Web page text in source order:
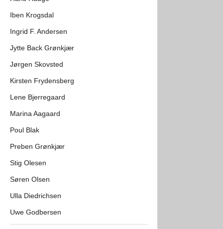
Iben Krogsdal
Ingrid F. Andersen
Jytte Back Grønkjær
Jørgen Skovsted
Kirsten Frydensberg
Lene Bjerregaard
Marina Aagaard
Poul Blak
Preben Grønkjær
Stig Olesen
Søren Olsen
Ulla Diedrichsen
Uwe Godbersen